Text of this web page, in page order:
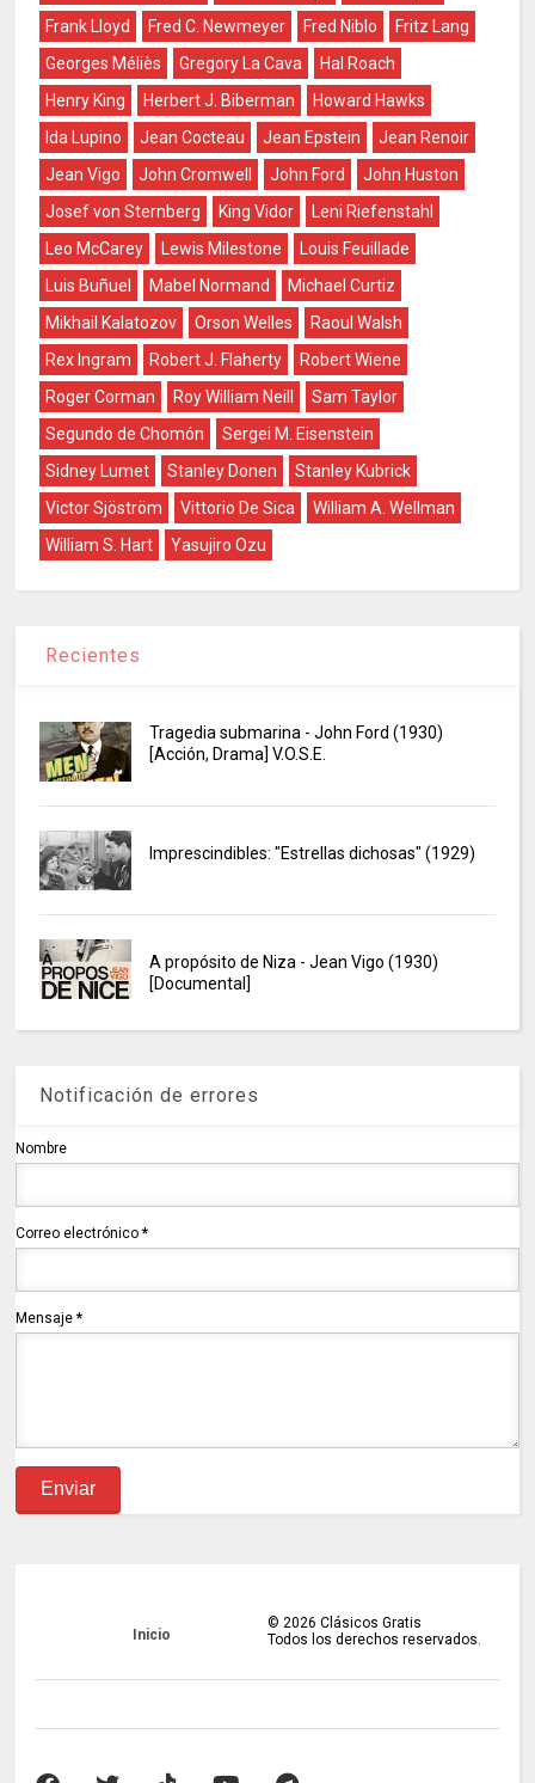
Frank Lloyd
Fred C. Newmeyer Fred Niblo
Fritz Lang
Georges Méliès
Gregory La Cava
Hal Roach
Henry King
Herbert J. Biberman
Howard Hawks
Ida Lupino
Jean Cocteau Jean Epstein
Jean Renoir
Jean Vigo
John Cromwell John Ford
John Huston
Josef von Sternberg
King Vidor
Leni Riefenstahl
Leo McCarey
Lewis Milestone
Louis Feuillade
Luis Buñuel
Mabel Normand
Michael Curtiz
Mikhail Kalatozov
Orson Welles
Raoul Walsh
Rex Ingram
Robert J. Flaherty
Robert Wiene
Roger Corman
Roy William Neill
Sam Taylor
Segundo de Chomón
Sergei M. Eisenstein
Sidney Lumet
Stanley Donen
Stanley Kubrick
Victor Sjöström
Vittorio De Sica
William A. Wellman
William S. Hart
Yasujiro Ozu
Recientes
Tragedia submarina - John Ford (1930)
[Acción, Drama] V.O.S.E.
Imprescindibles: "Estrellas dichosas" (1929)
A propósito de Niza - Jean Vigo (1930)
[Documental]
Notificación de errores
Nombre
Correo electrónico*
Mensaje*
Inicio
© 2026 Clásicos Gratis
Todos los derechos reservados.